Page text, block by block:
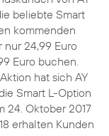
beliebte Smart
kommenden
24,99 Euro
Euro buchen.
hat sich AY
Smart L-Option
24. Oktober 2017
erhalten Kunden